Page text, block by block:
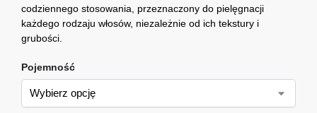
codziennego stosowania, przeznaczony do pielęgnacji
każdego rodzaju włosów, niezależnie od ich tekstury i
grubości.
Pojemność